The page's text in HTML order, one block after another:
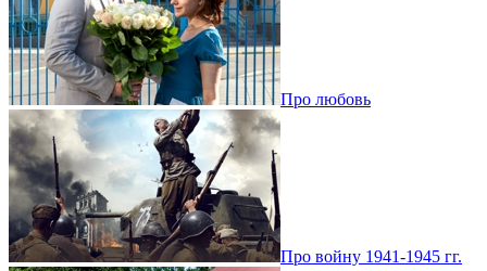
Про любовь
Про войну 1941-1945 гг.